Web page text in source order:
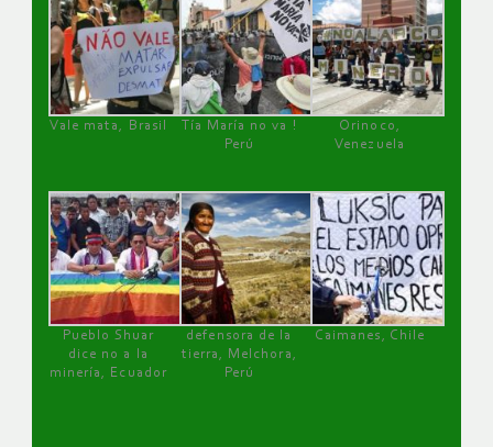
Vale mata, Brasil
Tía María no va !
Perú
Orinoco,
Venezuela
Pueblo Shuar
dice no a la
minería, Ecuador
defensora de la
tierra, Melchora,
Perú
Caimanes, Chile